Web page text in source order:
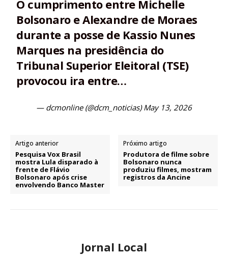
O cumprimento entre Michelle
Bolsonaro e Alexandre de Moraes
durante a posse de Kassio Nunes
Marques na presidência do
Tribunal Superior Eleitoral (TSE)
provocou ira entre…
— dcmonline (@dcm_noticias)May 13, 2026
Artigo anterior
Pesquisa Vox Brasil
mostra Lula disparado à
frente de Flávio
Bolsonaro após crise
envolvendo Banco Master
Próximo artigo
Produtora de filme sobre
Bolsonaro nunca
produziu filmes, mostram
registros da Ancine
Jornal Local